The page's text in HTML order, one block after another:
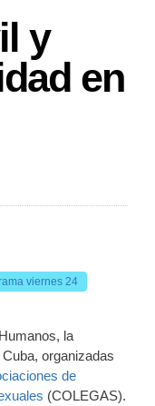
y
en
viernes 24
la
organizadas
de
(COLEGAS).